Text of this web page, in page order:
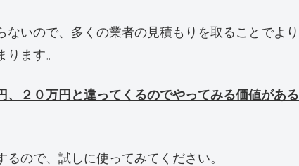
いので、多くの業者の見積もりを取ることでより
ます。
２０万円と違ってくるのでやってみる価値がある
ので、試しに使ってみてください。